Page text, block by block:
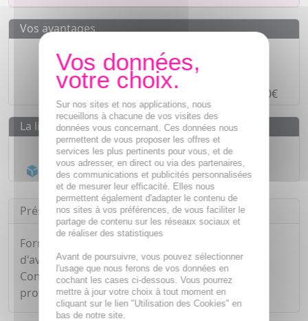
Vos avantages
IMBATTABLES
Paiement en ligneSÉCURISÉ
à partir de 30€
La livraison
Livraison gratuite dès55€
Acheminement Chronoposten 24h*
Présentation
Formulé à base d'acide hyaluronique, huile
d'avocat, et beurre d'amande douce, le Masque
Confort Anti-Age hydrate et lisse la peau en
profondeur, tout en la repulpant et l'illuminant.
Sur nos sites et nos applications, nous
recueillons à chacune de vos visites des
données vous concernant. Ces données nous
permettent de vous proposer les offres et
services les plus pertinents pour vous, et de
vous adresser, en direct ou via des partenaires,
des communications et publicités personnalisées
et de mesurer leur efficacité. Elles nous
permettent également d'adapter le contenu de
nos sites à vos préférences, de vous faciliter le
partage de contenu sur les réseaux sociaux et
de réaliser des statistiques
Avant de poursuivre, vous pouvez sélectionner
l'usage que nous ferons de vos données en
cochant les cases ci-dessous. Vous pourrez
mettre à jour votre choix à tout moment en
cliquant sur le lien "Utilisation des Cookies" en
bas de notre site.